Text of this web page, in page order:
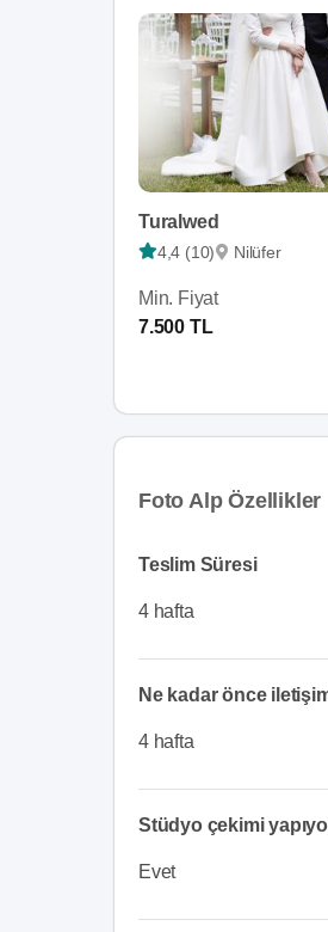
Turalwed
4,4 (10) Nilüfer
Min. Fiyat
7.500 TL
Foto Alp Özellikler
Teslim Süresi
4 hafta
Ne kadar önce
4 hafta
Stüdyo çekimi
Evet